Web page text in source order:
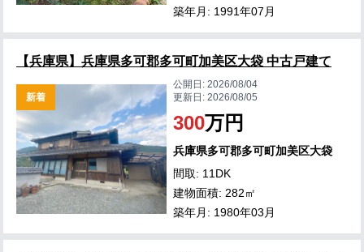
築年月: 1991年07月
【兵庫県】兵庫県多可郡多可町加美区大袋 中古戸建て
新着
公開日:2026/08/04
更新日:2026/08/05
300万円
兵庫県多可郡多可町加美区大袋
間取: 11DK
建物面積: 282㎡
築年月: 1980年03月